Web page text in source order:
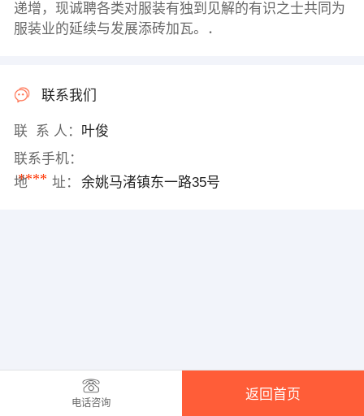
递增，现诚聘各类对服装有独到见解的有识之士共同为
服装业的延续与发展添砖加瓦。．
联系我们
联 系 人： 叶俊
联系手机：
****
地 址： 余姚马渚镇东一路35号
电话咨询
返回首页